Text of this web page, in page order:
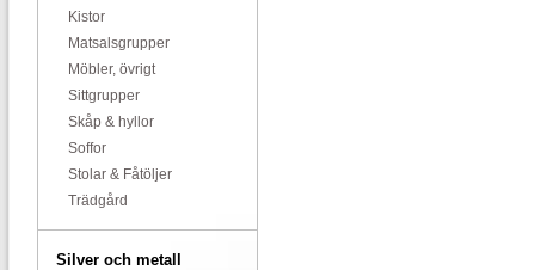
Kistor
Matsalsgrupper
Möbler, övrigt
Sittgrupper
Skåp & hyllor
Soffor
Stolar & Fåtöljer
Trädgård
Silver och metall